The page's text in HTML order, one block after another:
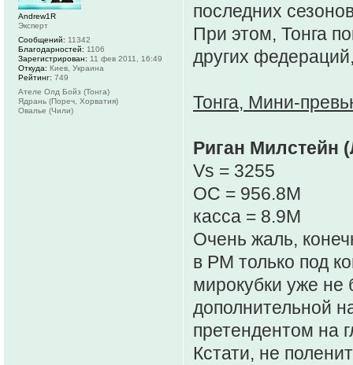
последних
При этом, Тонга
других
Тонга, Мини-
Риган Милстейн
Vs = 3255
OC = 956.8M
касса = 8.9M
Очень жаль,
в РМ только под
мирокубки уже не
дополнительной
претендентом на
Кстати, не
Andrew1R
Эксперт
Сообщений: 11342
Благодарностей: 1106
Зарегистрирован: 11 фев 2011, 16:49
Откуда: Киев, Украина
Рейтинг: 749
Ателе Олд Бойз (Тонга)
Ядрань (Пореч, Хорватия)
Овалье (Чили)